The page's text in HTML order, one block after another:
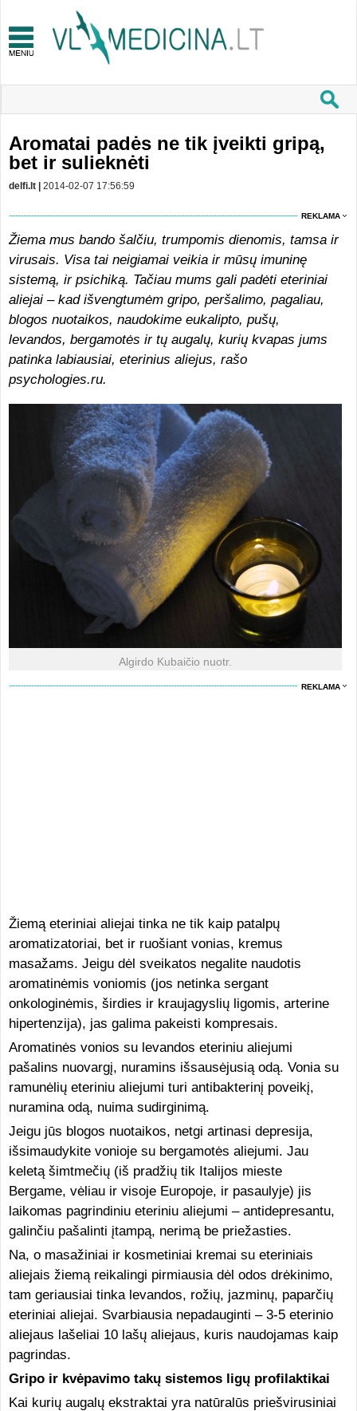
Aromatai padės ne tik įveikti gripą,
bet ir sulieknėti
delfi.lt | 2014-02-07 17:56:59
REKLAMA
Žiema mus bando šalčiu, trumpomis dienomis, tamsa ir
virusais. Visa tai neigiamai veikia ir mūsų imuninę
sistemą, ir psichiką. Tačiau mums gali padėti eteriniai
aliejai – kad išvengtumėm gripo, peršalimo, pagaliau,
blogos nuotaikos, naudokime eukalipto, pušų,
levandos, bergamotės ir tų augalų, kurių kvapas jums
patinka labiausiai, eterinius aliejus, rašo
psychologies.ru.
Algirdo Kubaičio nuotr.
REKLAMA
Žiemą eteriniai aliejai tinka ne tik kaip patalpų
aromatizatoriai, bet ir ruošiant vonias, kremus
masažams. Jeigu dėl sveikatos negalite naudotis
aromatinėmis voniomis (jos netinka sergant
onkologinėmis, širdies ir kraujagyslių ligomis, arterine
hipertenzija), jas galima pakeisti kompresais.
Aromatinės vonios su levandos eteriniu aliejumi
pašalins nuovargį, nuramins išsausėjusią odą. Vonia su
ramunėlių eteriniu aliejumi turi antibakterinį poveikį,
nuramina odą, nuima sudirginimą.
Jeigu jūs blogos nuotaikos, netgi artinasi depresija,
išsimaudykite vonioje su bergamotės aliejumi. Jau
keletą šimtmečių (iš pradžių tik Italijos mieste
Bergame, vėliau ir visoje Europoje, ir pasaulyje) jis
laikomas pagrindiniu eteriniu aliejumi – antidepresantu,
galinčiu pašalinti įtampą, nerimą be priežasties.
Na, o masažiniai ir kosmetiniai kremai su eteriniais
aliejais žiemą reikalingi pirmiausia dėl odos drėkinimo,
tam geriausiai tinka levandos, rožių, jazminų, paparčių
eteriniai aliejai. Svarbiausia nepadauginti – 3-5 eterinio
aliejaus lašeliai 10 lašų aliejaus, kuris naudojamas kaip
pagrindas.
Gripo ir kvėpavimo takų sistemos ligų profilaktikai
Kai kurių augalų ekstraktai yra natūralūs priešvirusiniai